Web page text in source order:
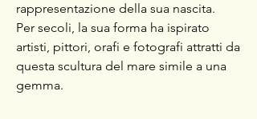
rappresentazione della sua nascita.
Per secoli, la sua forma ha ispirato
artisti, pittori, orafi e fotografi attratti da
questa scultura del mare simile a una
gemma.